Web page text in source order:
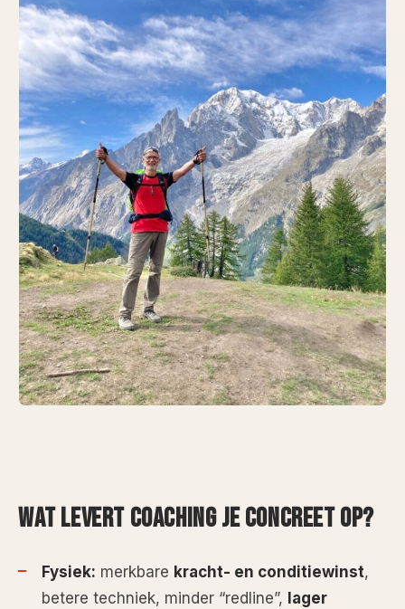
WAT LEVERT COACHING JE CONCREET OP?
Fysiek: merkbare kracht- en conditiewinst,
betere techniek, minder “redline”, lager